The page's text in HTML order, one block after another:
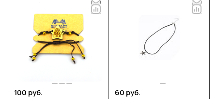
100 руб.
60 руб.